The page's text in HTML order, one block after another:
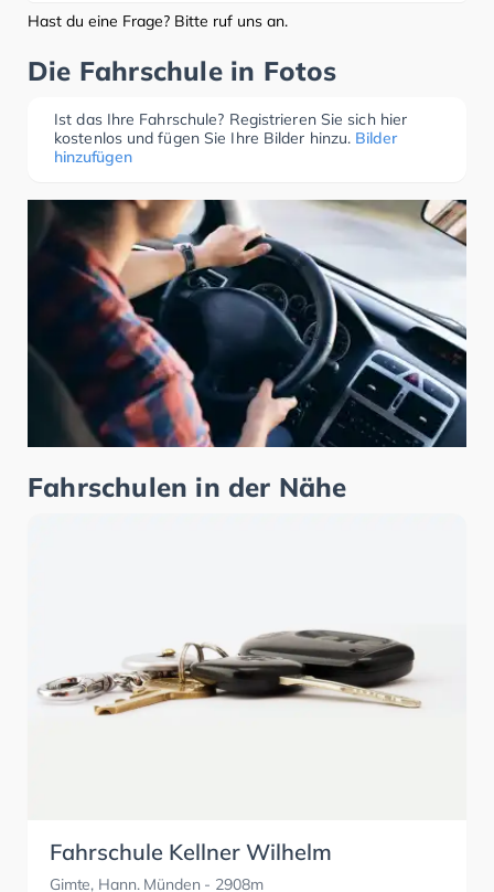
Hast du eine Frage? Bitte ruf uns an.
Die Fahrschule in Fotos
Ist das Ihre Fahrschule? Registrieren Sie sich hier
kostenlos und fügen Sie Ihre Bilder hinzu. Bilder
hinzufügen
Fahrschulen in der Nähe
Fahrschule Kellner Wilhelm
Gimte, Hann. Münden - 2908m